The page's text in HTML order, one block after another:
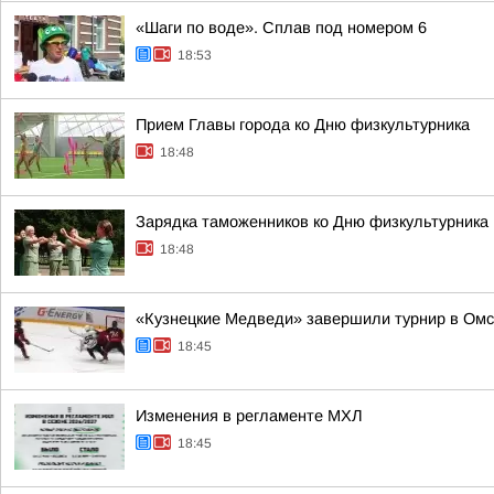
«Шаги по воде». Сплав под номером 6
18:53
Прием Главы города ко Дню физкультурника
18:48
Зарядка таможенников ко Дню физкультурника
18:48
«Кузнецкие Медведи» завершили турнир в
18:45
Изменения в регламенте МХЛ
18:45